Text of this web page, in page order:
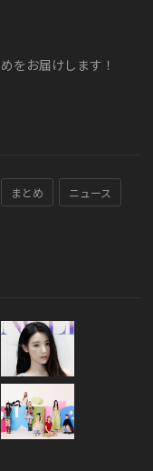
をお届けします！
まとめ ニュース